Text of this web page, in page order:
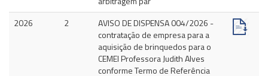
2026
2
AVISO DE DISPENSA 004/2026 -
contratação de empresa para a
aquisição de brinquedos para o
CEMEI Professora Judith Alves
conforme Termo de Referência